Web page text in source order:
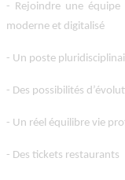
- Rejoindre une équipe
moderne et digitalisé
- Un poste
- Des possibilités
- Un réel équilibre vie
- Des tickets restaurants